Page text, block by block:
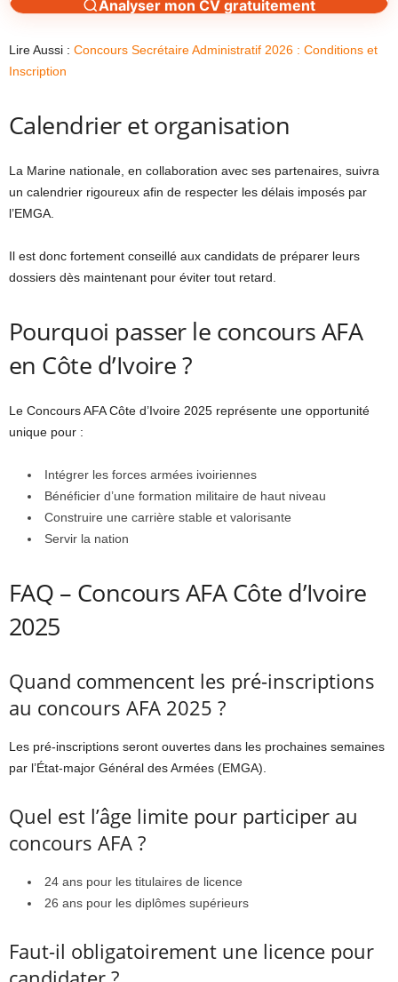
Analyser mon CV gratuitement
Lire Aussi : Concours Secrétaire Administratif 2026 : Conditions et
Inscription
Calendrier et organisation
La Marine nationale, en collaboration avec ses partenaires, suivra
un calendrier rigoureux afin de respecter les délais imposés par
l’EMGA.
Il est donc fortement conseillé aux candidats de préparer leurs
dossiers dès maintenant pour éviter tout retard.
Pourquoi passer le concours AFA
en Côte d’Ivoire ?
Le Concours AFA Côte d’Ivoire 2025 représente une opportunité
unique pour :
Intégrer les forces armées ivoiriennes
Bénéficier d’une formation militaire de haut niveau
Construire une carrière stable et valorisante
Servir la nation
FAQ – Concours AFA Côte d’Ivoire
2025
Quand commencent les pré-inscriptions
au concours AFA 2025 ?
Les pré-inscriptions seront ouvertes dans les prochaines semaines
par l’État-major Général des Armées (EMGA).
Quel est l’âge limite pour participer au
concours AFA ?
24 ans pour les titulaires de licence
26 ans pour les diplômes supérieurs
Faut-il obligatoirement une licence pour